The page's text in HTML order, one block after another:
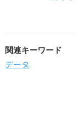
関連キーワード
データ